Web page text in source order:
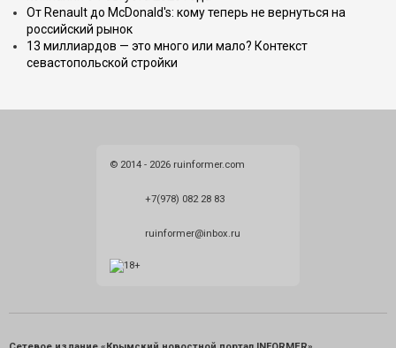
От Renault до McDonald's: кому теперь не вернуться на
российский рынок
13 миллиардов — это много или мало? Контекст
севастопольской стройки
© 2014 - 2026 ruinformer.com
+7(978) 082 28 83
ruinformer@inbox.ru